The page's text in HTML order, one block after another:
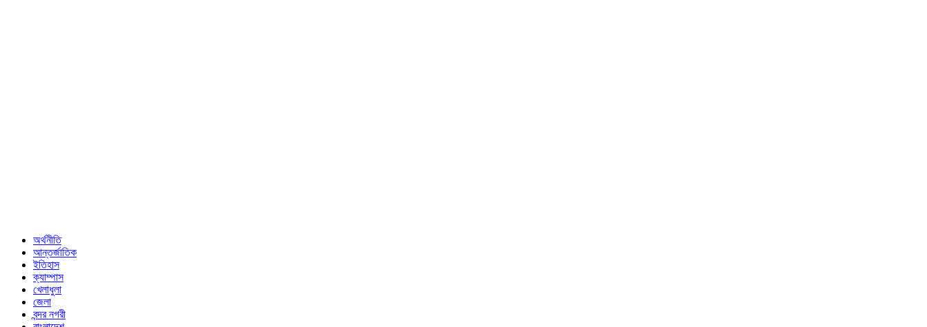
অর্থনীতি
আন্তর্জাতিক
ইতিহাস
ক্যাম্পাস
খেলাধুলা
জেলা
বন্দর নগরী